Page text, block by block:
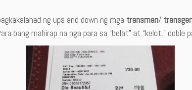
ng ups and down ng mga transman/
bang mahirap na nga para sa “belat” at “kelot,” doble